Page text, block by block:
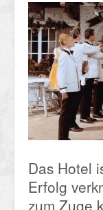
Das Hotel
Erfolg
zum Zuge